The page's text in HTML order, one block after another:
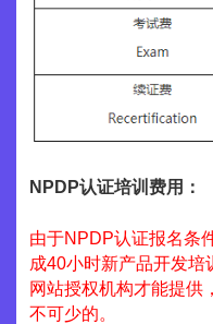
NPDP认证培训费用：
由于NPDP认证报名条
成40小时新产品开发
网站授权机构才能提供
不可少的。